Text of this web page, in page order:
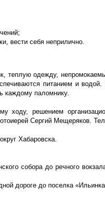
вести себя неприлично.
теплую одежду,
питанием и
каждому паломнику.
ходу, решением
Сергий Мещеряков.
Хабаровска.
собора до речного
дороге до поселка